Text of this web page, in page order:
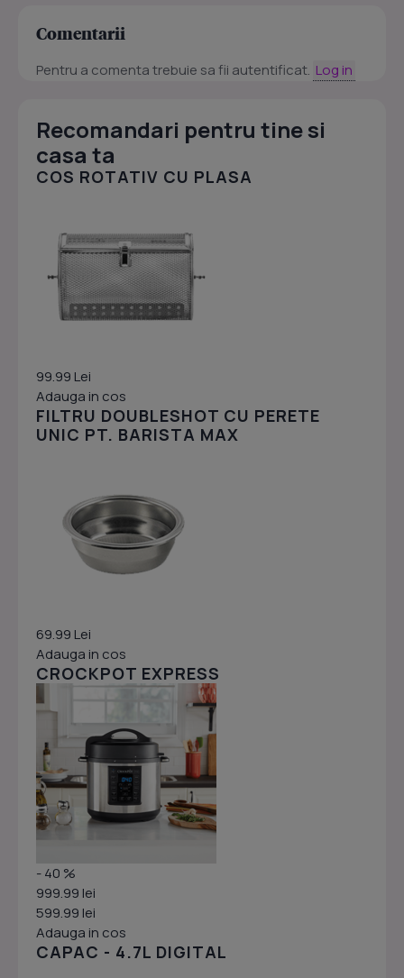
Comentarii
Pentru a comenta trebuie sa fii autentificat. Log in
Recomandari pentru tine si
casa ta
COS ROTATIV CU PLASA
99.99 Lei
Adauga in cos
FILTRU DOUBLESHOT CU PERETE
UNIC PT. BARISTA MAX
69.99 Lei
Adauga in cos
CROCKPOT EXPRESS
- 40 %
999.99 lei
599.99 lei
Adauga in cos
CAPAC - 4.7L DIGITAL